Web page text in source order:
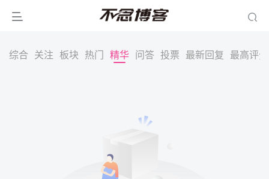
综合 关注 板块 热门 精华 问答 投票 最新回复 最高评分